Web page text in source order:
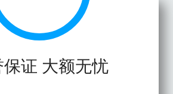
保证 大额无忧